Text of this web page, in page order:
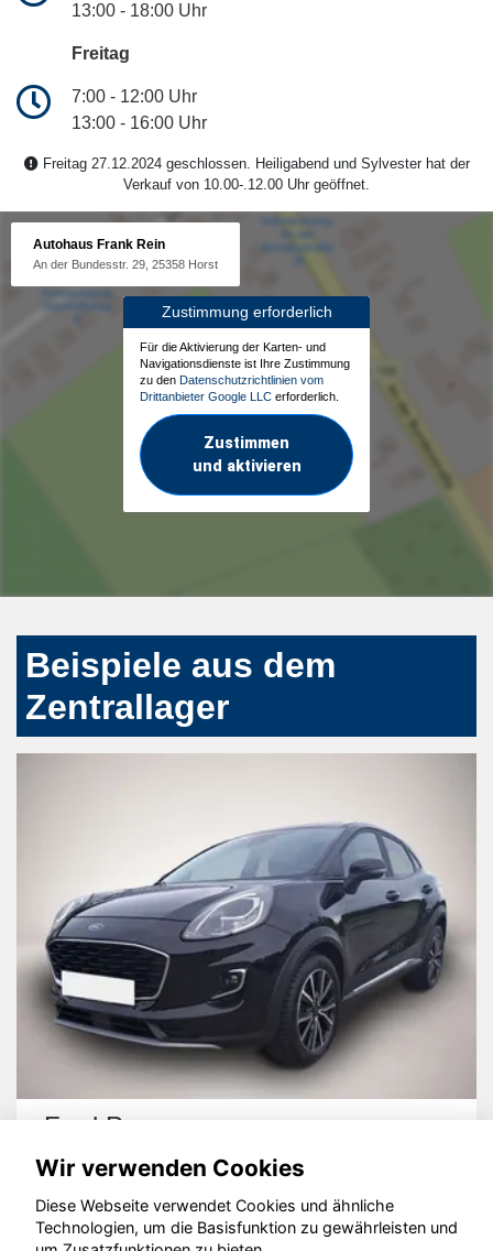
13:00 - 18:00 Uhr
Freitag
7:00 - 12:00 Uhr
13:00 - 16:00 Uhr
Freitag 27.12.2024 geschlossen. Heiligabend und Sylvester hat der
Verkauf von 10.00-.12.00 Uhr geöffnet.
Autohaus Frank Rein
An der Bundesstr. 29, 25358 Horst
Zustimmung erforderlich
Für die Aktivierung der Karten- und
Navigationsdienste ist Ihre Zustimmung
zu den Datenschutzrichtlinien vom
Drittanbieter Google LLC erforderlich.
Zustimmen
und aktivieren
Beispiele aus dem
Zentrallager
Volkswagen
Wir verwenden Cookies
Diese Webseite verwendet Cookies und ähnliche
Technologien, um die Basisfunktion zu gewährleisten und